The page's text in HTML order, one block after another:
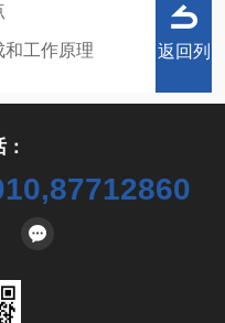
工作原理 返回列